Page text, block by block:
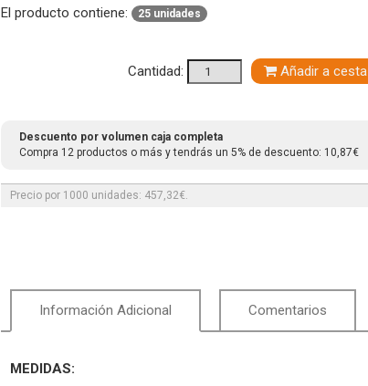
El producto contiene: 25 unidades
Cantidad: Añadir a cesta
Descuento por volumen caja completa
Compra 12 productos o más y tendrás un 5% de descuento: 10,87€
Precio por 1000 unidades: 457,32€.
Información Adicional Comentarios
MEDIDAS: